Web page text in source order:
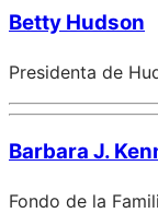
Betty Hudson
Presidenta de
Barbara J.
Fondo de la